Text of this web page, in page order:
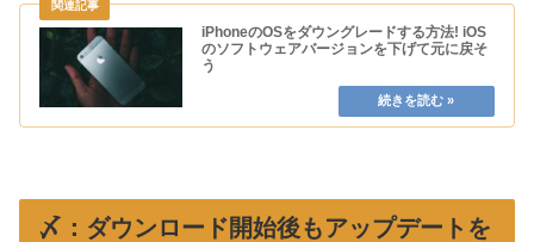
iPhoneのOSをダウングレードする方法! iOS
のソフトウェアバージョンを下げて元に戻そ
う
〆：ダウンロード開始後もアップデートを